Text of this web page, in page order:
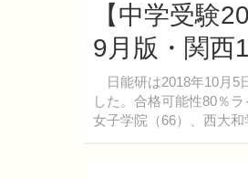
【中学受験
9月版・関西
日能研は2018年10月5
した。合格可能性80％
女子学院（66）、西大和